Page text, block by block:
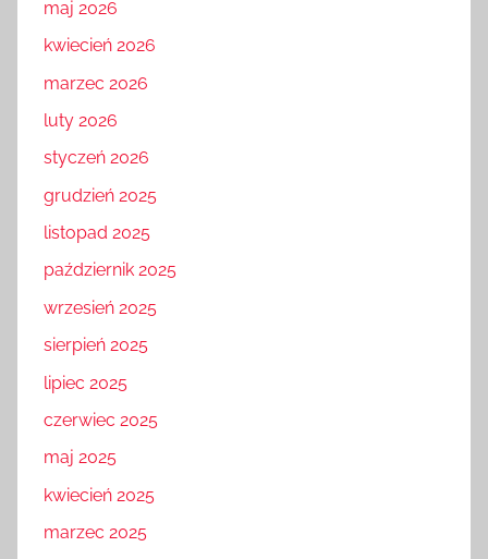
maj 2026
kwiecień 2026
marzec 2026
luty 2026
styczeń 2026
grudzień 2025
listopad 2025
październik 2025
wrzesień 2025
sierpień 2025
lipiec 2025
czerwiec 2025
maj 2025
kwiecień 2025
marzec 2025